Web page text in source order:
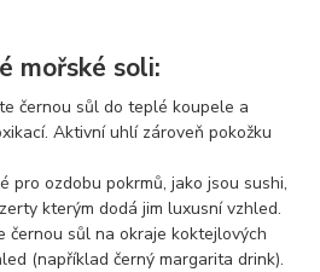
mořské soli:
černou sůl do teplé koupele a
Aktivní uhlí zároveň pokožku
pro ozdobu pokrmů, jako jsou sushi,
kterým dodá jim luxusní vzhled.
černou sůl na okraje koktejlových
(například černý margarita drink).